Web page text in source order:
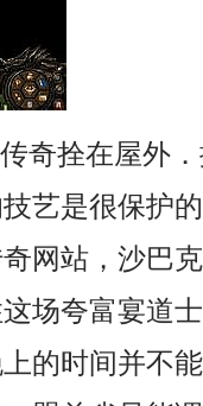
奇拴在屋外
艺是很保护
网站，沙巴
场夸富宴道
的时间并不